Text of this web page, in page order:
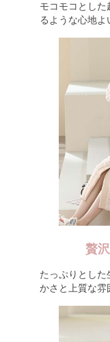
モコモコとし
るような心地よ
贅
たっぷりとし
かさと上質な雰